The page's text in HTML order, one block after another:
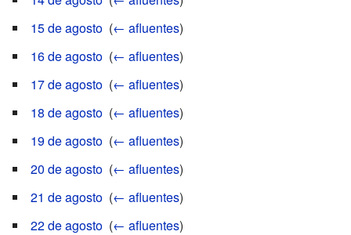
15 de agosto (← afluentes)
16 de agosto (← afluentes)
17 de agosto (← afluentes)
18 de agosto (← afluentes)
19 de agosto (← afluentes)
20 de agosto (← afluentes)
21 de agosto (← afluentes)
22 de agosto (← afluentes)